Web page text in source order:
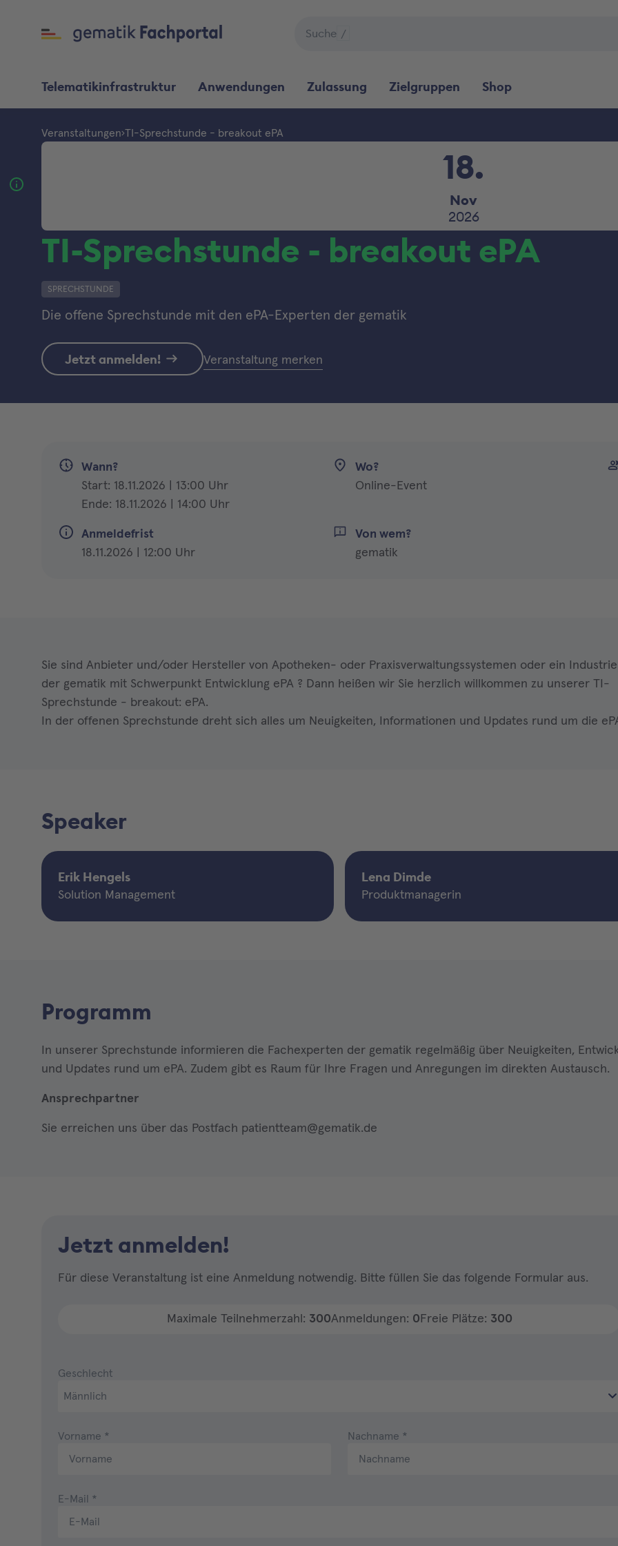
Suche /
Telematikinfrastruktur Anwendungen Zulassung Zielgruppen Shop
Veranstaltungen TI-Sprechstunde - breakout ePA
18.
Nov
2026
TI-Sprechstunde - breakout ePA
SPRECHSTUNDE
Die offene Sprechstunde mit den ePA-Experten der gematik
Jetzt anmelden! Veranstaltung merken
Wann?
Start: 18.11.2026 | 13:00 Uhr
Ende: 18.11.2026 | 14:00 Uhr
Wo?
Online-Event
Anmeldefrist
18.11.2026 | 12:00 Uhr
Von wem?
gematik
Sie sind Anbieter und/oder Hersteller von Apotheken- oder Praxisverwaltungssystemen oder ein
der gematik mit Schwerpunkt Entwicklung ePA ? Dann heißen wir Sie herzlich willkommen zu unserer TI-
Sprechstunde - breakout: ePA.
In der offenen Sprechstunde dreht sich alles um Neuigkeiten, Informationen und Updates rund um die
Speaker
Erik Hengels
Solution Management
Lena Dimde
Produktmanagerin
Programm
In unserer Sprechstunde informieren die Fachexperten der gematik regelmäßig über Neuigkeiten,
und Updates rund um ePA. Zudem gibt es Raum für Ihre Fragen und Anregungen im direkten Austausch.
Ansprechpartner
Sie erreichen uns über das Postfach patientteam@gematik.de
Jetzt anmelden!
Für diese Veranstaltung ist eine Anmeldung notwendig. Bitte füllen Sie das folgende Formular aus.
Maximale Teilnehmerzahl: 300Anmeldungen: 0 Freie Plätze: 300
Geschlecht
Vorname * Nachname *
E-Mail *